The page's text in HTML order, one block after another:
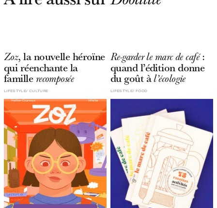
Zoz, la nouvelle héroïne
qui réenchante la
famille recomposée
CULTURE
LIFESTYLE
Re-garder le marc de café:
quand l’édition donne
du goût àl’écologie
FOOD
LIFESTYLE